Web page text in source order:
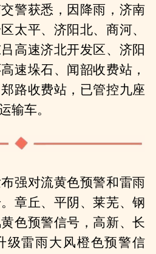
警获悉，因降雨，济南
太平、济阳北、商河、
高速济北开发区、济阳
速垛石、闻韶收费站，
路收费站，已管控九座
输车。
强对流黄色预警和雷雨
章丘、平阴、莱芜、钢
色预警信号，高新、长
级雷雨大风橙色预警信